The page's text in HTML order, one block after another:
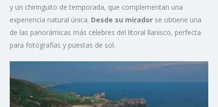
y un chiringuito de temporada, que complementan una
experiencia natural única. Desde su mirador se obtiene una
de las panorámicas más célebres del litoral llanisco, perfecta
para fotografías y puestas de sol.